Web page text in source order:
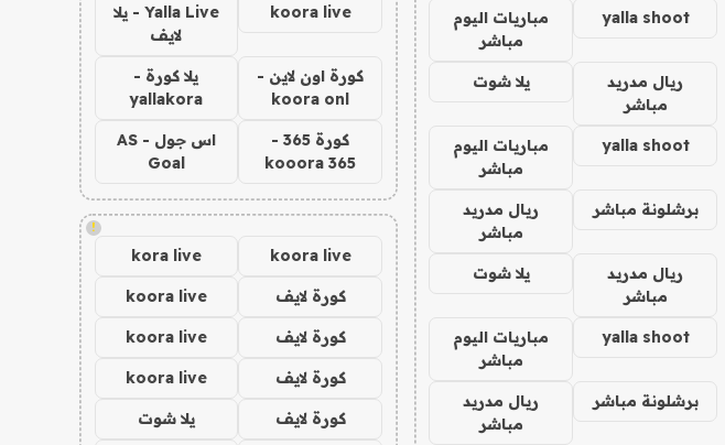
yalla shoot
مباريات اليوم
مباشر
ريال مدريد
مباشر
يلا شوت
yalla shoot
مباريات اليوم
مباشر
برشلونة مباشر
ريال مدريد
مباشر
ريال مدريد
مباشر
يلا شوت
yalla shoot
مباريات اليوم
مباشر
برشلونة مباشر
ريال مدريد
مباشر
koora live
Yalla Live - يلا
لايف
كورة اون لاين -
koora onl
يلا كورة -
yallakora
كورة 365 -
kooora 365
اس جول - AS
Goal
!
koora live
kora live
كورة لايف koora live
كورة لايف koora live
كورة لايف koora live
كورة لايف يلا شوت